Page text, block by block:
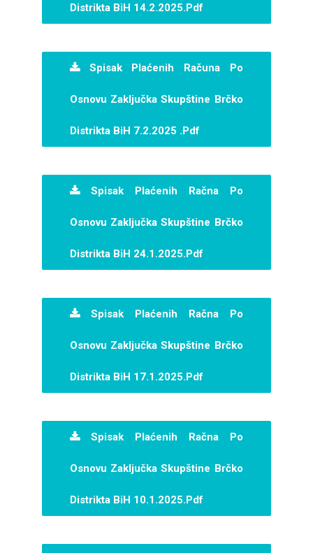
Distrikta BiH 14.2.2025.pdf
Spisak Plaćenih Računa Po
Osnovu Zaključka Skupštine Brčko
Distrikta BiH 7.2.2025 .pdf
Spisak Plaćenih Račna Po
Osnovu Zaključka Skupštine Brčko
Distrikta BiH 24.1.2025.pdf
Spisak Plaćenih Račna Po
Osnovu Zaključka Skupštine Brčko
Distrikta BiH 17.1.2025.pdf
Spisak Plaćenih Račna Po
Osnovu Zaključka Skupštine Brčko
Distrikta BiH 10.1.2025.pdf